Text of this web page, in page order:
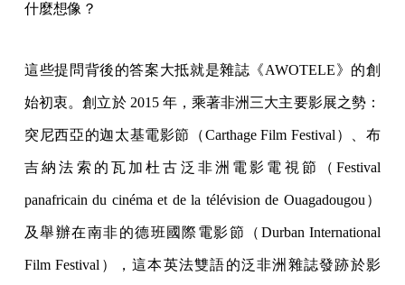
什麼想像？
這些提問背後的答案大抵就是雜誌《AWOTELE》的創
始初衷。創立於 2015 年，乘著非洲三大主要影展之勢：
突尼西亞的迦太基電影節（Carthage Film Festival）、布
吉納法索的瓦加杜古泛非洲電影電視節（Festival
panafricain du cinéma et de la télévision de Ouagadougou）
及舉辦在南非的德班國際電影節（Durban International
Film Festival），這本英法雙語的泛非洲雜誌發跡於影